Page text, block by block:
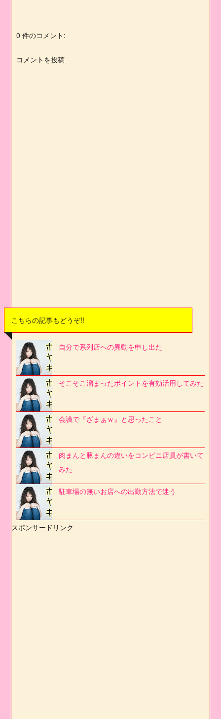
0 件のコメント:
コメントを投稿
こちらの記事もどうぞ!!
自分で系列店への異動を申し出た
そこそこ溜まったポイントを有効活用してみた
会議で『ざまぁｗ』と思ったこと
肉まんと豚まんの違いをコンビニ店員が書いて
みた
駐車場の無いお店への出勤方法で迷う
スポンサードリンク